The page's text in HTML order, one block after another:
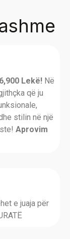
Lekë! Në
që ju
stilin në një
Aprovim
e juaja për